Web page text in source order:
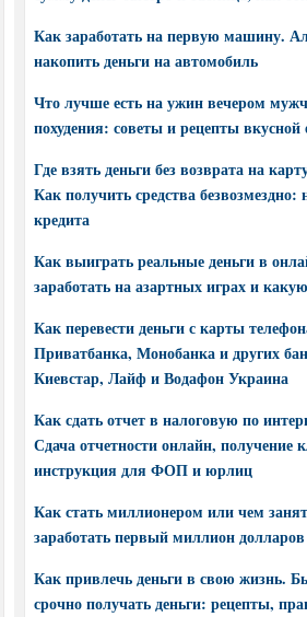
Как заработать на первую машину.
накопить деньги на автомобиль
Что лучше есть на ужин вечером
похудения: советы и рецепты
Где взять деньги без возврата на
Как получить средства безвозмездно:
кредита
Как выиграть реальные деньги в
заработать на азартных играх и
Как перевести деньги с карты
Приватбанка, Монобанка и других
Киевстар, Лайф и Водафон Украина
Как сдать отчет в налоговую по
Сдача отчетности онлайн, получение
инструкция для ФОП и юрлиц
Как стать миллионером или чем
заработать первый миллион долларов
Как привлечь деньги в свою жизнь.
срочно получать деньги: рецепты,